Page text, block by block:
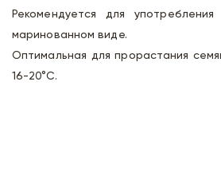
Рекомендуется для
маринованном виде.
Оптимальная для прорастания
16-20°С.